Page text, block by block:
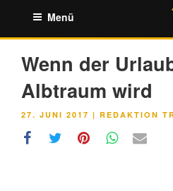
springen
Menü
Wenn der
Albtraum wird
VERÖFFENTLICHT
27. JUNI 2017 | REDAKTION